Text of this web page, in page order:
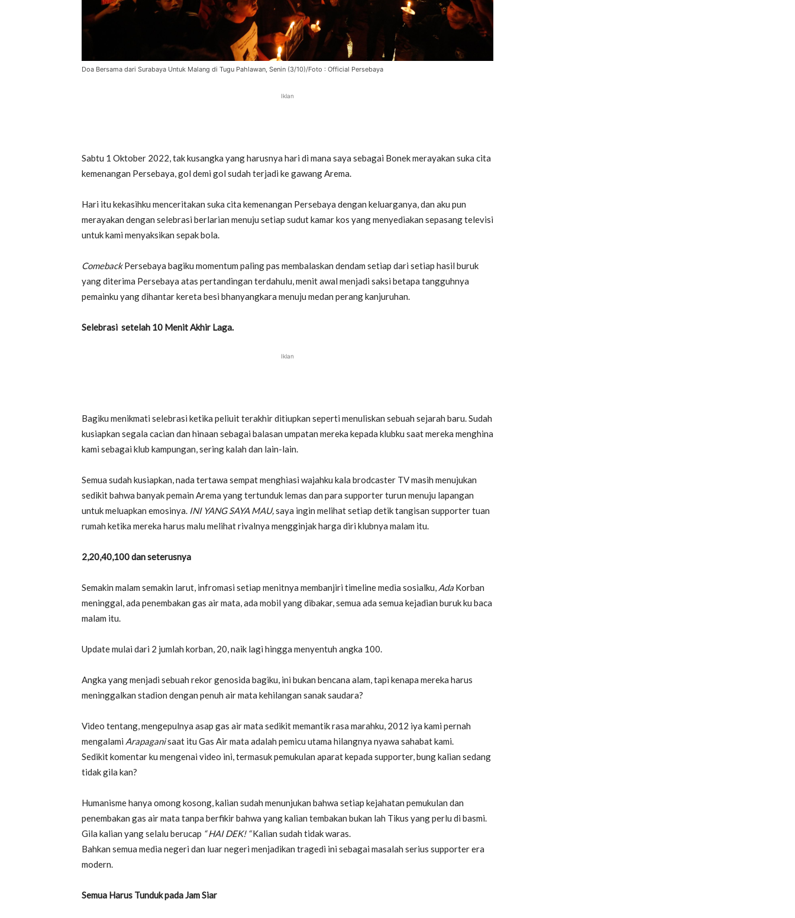
Doa Bersama dari Surabaya Untuk Malang di Tugu Pahlawan, Senin (3/10)/Foto : Official Persebaya
Iklan
Sabtu 1 Oktober 2022, tak kusangka yang harusnya hari di mana saya sebagai Bonek merayakan suka cita
kemenangan Persebaya, gol demi gol sudah terjadi ke gawang Arema.
Hari itu kekasihku menceritakan suka cita kemenangan Persebaya dengan keluarganya, dan aku pun
merayakan dengan selebrasi berlarian menuju setiap sudut kamar kos yang menyediakan sepasang televisi
untuk kami menyaksikan sepak bola.
ComebackPersebaya bagiku momentum paling pas membalaskan dendam setiap dari setiap hasil buruk
yang diterima Persebaya atas pertandingan terdahulu, menit awal menjadi saksi betapa tangguhnya
pemainku yang dihantar kereta besi bhanyangkara menuju medan perang kanjuruhan.
Selebrasi setelah 10 Menit Akhir Laga.
Iklan
Bagiku menikmati selebrasi ketika peliuit terakhir ditiupkan seperti menuliskan sebuah sejarah baru. Sudah
kusiapkan segala cacian dan hinaan sebagai balasan umpatan mereka kepada klubku saat mereka menghina
kami sebagai klub kampungan, sering kalah dan lain-lain.
Semua sudah kusiapkan, nada tertawa sempat menghiasi wajahku kala brodcaster TV masih menujukan
sedikit bahwa banyak pemain Arema yang tertunduk lemas dan para supporter turun menuju lapangan
untuk meluapkan emosinya. INI YANG SAYA MAU,saya ingin melihat setiap detik tangisan supporter tuan
rumah ketika mereka harus malu melihat rivalnya mengginjak harga diri klubnya malam itu.
2,20,40,100 dan seterusnya
Semakin malam semakin larut, infromasi setiap menitnya membanjiri timeline media sosialku, Ada Korban
meninggal, ada penembakan gas air mata, ada mobil yang dibakar, semua ada semua kejadian buruk ku baca
malam itu.
Update mulai dari 2 jumlah korban, 20, naik lagi hingga menyentuh angka 100.
Angka yang menjadi sebuah rekor genosida bagiku, ini bukan bencana alam, tapi kenapa mereka harus
meninggalkan stadion dengan penuh air mata kehilangan sanak saudara?
Video tentang, mengepulnya asap gas air mata sedikit memantik rasa marahku, 2012 iya kami pernah
mengalami Arapaganisaat itu Gas Air mata adalah pemicu utama hilangnya nyawa sahabat kami.
Sedikit komentar ku mengenai video ini, termasuk pemukulan aparat kepada supporter, bung kalian sedang
tidak gila kan?
Humanisme hanya omong kosong, kalian sudah menunjukan bahwa setiap kejahatan pemukulan dan
penembakan gas air mata tanpa berfikir bahwa yang kalian tembakan bukan lah Tikus yang perlu di basmi.
Gila kalian yang selalu berucap “ HAI DEK! “Kalian sudah tidak waras.
Bahkan semua media negeri dan luar negeri menjadikan tragedi ini sebagai masalah serius supporter era
modern.
Semua Harus Tunduk pada Jam Siar